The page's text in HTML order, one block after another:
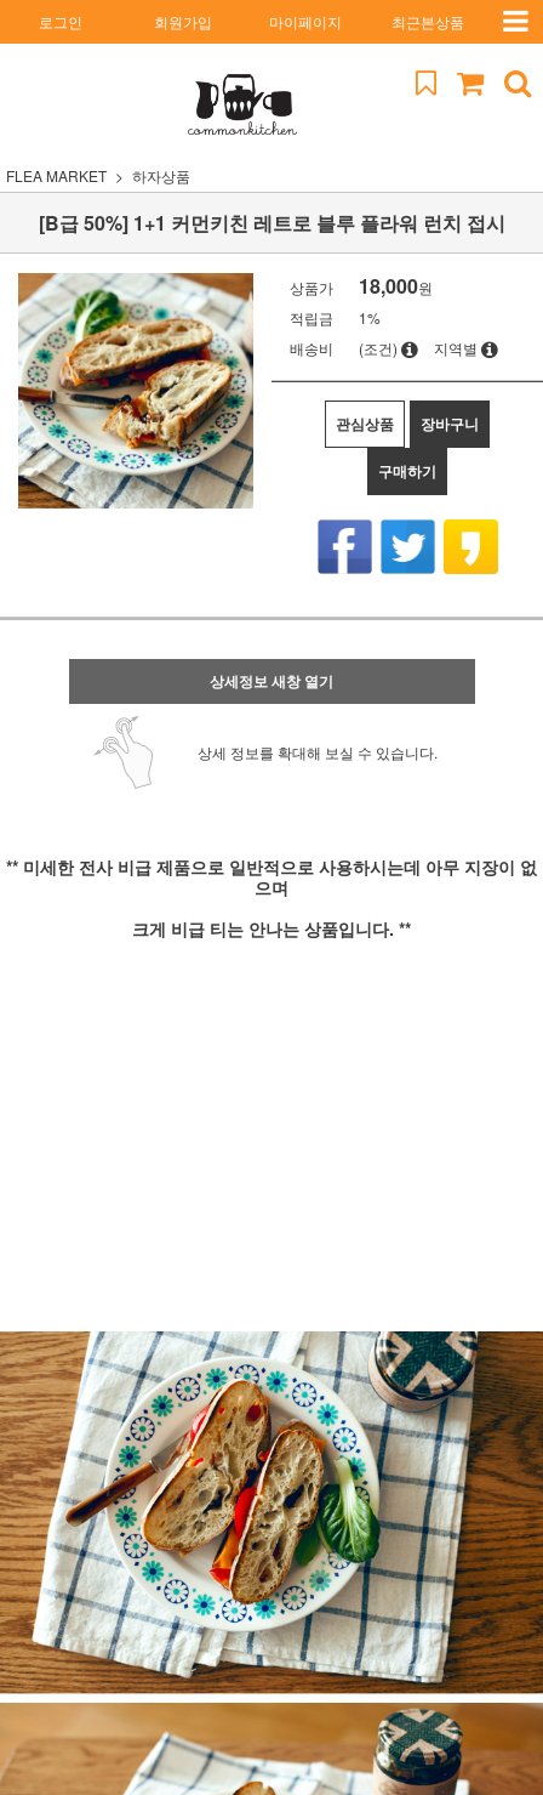
로그인 회원가입 마이페이지 최근본상품
FLEA MARKET 하자상품
[B급 50%] 1+1 커먼키친 레트로 블루 플라워 런치 접시
상품가 18,000원
적립금
1%
배송비
(조건) 지역별
관심상품 장바구니
구매하기
상세정보 새창 열기
상세 정보를 확대해 보실 수 있습니다.
** 미세한 전사 비급 제품으로 일반적으로 사용하시는데 아무 지장이 없
으며
크게 비급 티는 안나는 상품입니다. **